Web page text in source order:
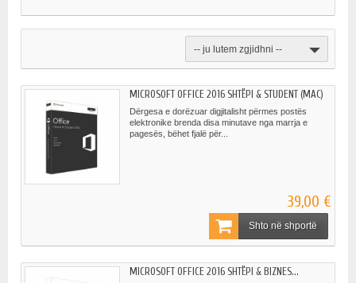
-- ju lutem zgjidhni --
MICROSOFT OFFICE 2016 SHTËPI & STUDENT (MAC)
Dërgesa e dorëzuar digjitalisht përmes postës
elektronike brenda disa minutave nga marrja e
pagesës, bëhet fjalë për...
39,00 €
Shto në shportë
MICROSOFT OFFICE 2016 SHTËPI & BIZNES...